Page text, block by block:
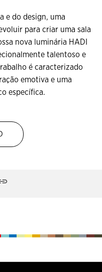
e do design, uma
para criar uma sala
nova luminária HADI
talentoso e
é caracterizado
emotiva e uma
específica.